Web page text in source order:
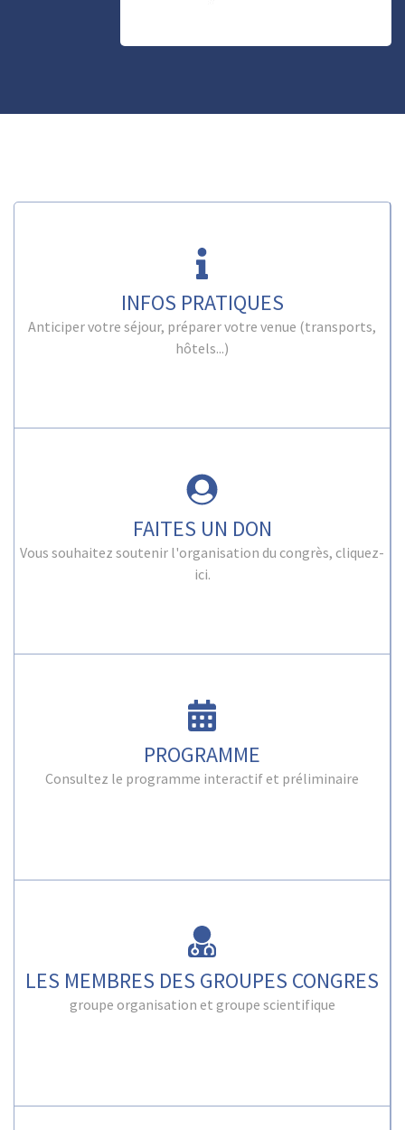
INFOS PRATIQUES
Anticiper votre séjour, préparer votre venue (transports,
hôtels...)
FAITES UN DON
Vous souhaitez soutenir l'organisation du congrès, cliquez-
ici.
PROGRAMME
Consultez le programme interactif et préliminaire
LES MEMBRES DES GROUPES CONGRES
groupe organisation et groupe scientifique